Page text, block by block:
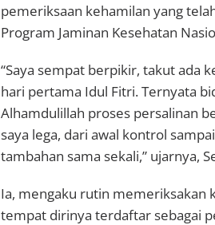
pemeriksaan kehamilan yang
Program Jaminan Kesehatan
“Saya sempat berpikir, takut ada
hari pertama Idul Fitri. Ternyata
Alhamdulillah proses persalinan
saya lega, dari awal kontrol
tambahan sama sekali,” ujarnya,
Ia, mengaku rutin memeriksakan
tempat dirinya terdaftar sebagai